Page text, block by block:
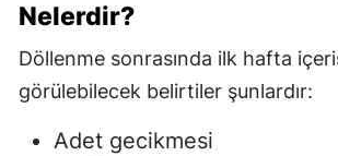
Nelerdir?
Döllenme sonrasında ilk hafta
görülebilecek belirtiler şunlardır:
Adet gecikmesi